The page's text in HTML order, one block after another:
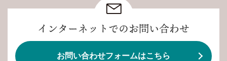
インターネットでのお問い合わせ
お問い合わせフォームはこちら